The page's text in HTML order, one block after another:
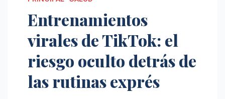
Entrenamientos
virales de TikTok: el
riesgo oculto detrás de
las rutinas exprés